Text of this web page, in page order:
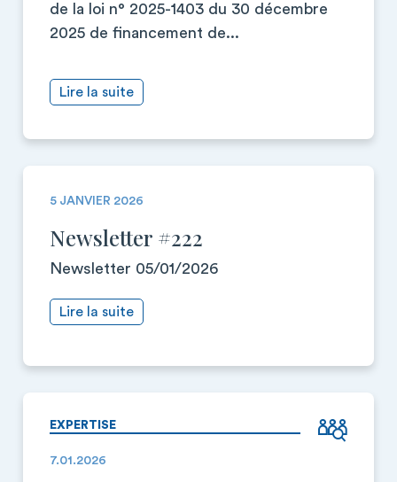
de la loi n° 2025-1403 du 30 décembre
2025 de financement de...
Lire la suite
5 JANVIER 2026
Newsletter #222
Newsletter 05/01/2026
Lire la suite
EXPERTISE
7.01.2026